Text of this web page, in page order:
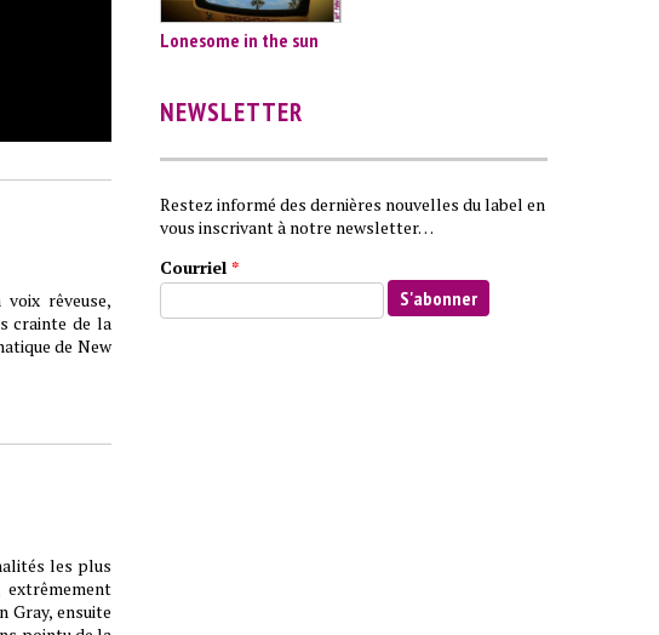
rêveuse,
crainte de la
de New
les plus
Gray, ensuite
Lonesome in the sun
NEWSLETTER
Restez informé des dernières nouvelles du label en
vous inscrivant à notre newsletter…
Courriel *